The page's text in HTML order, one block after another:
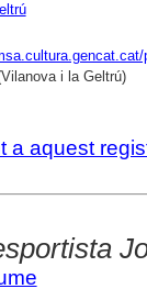
i la Geltrú)
a aquest